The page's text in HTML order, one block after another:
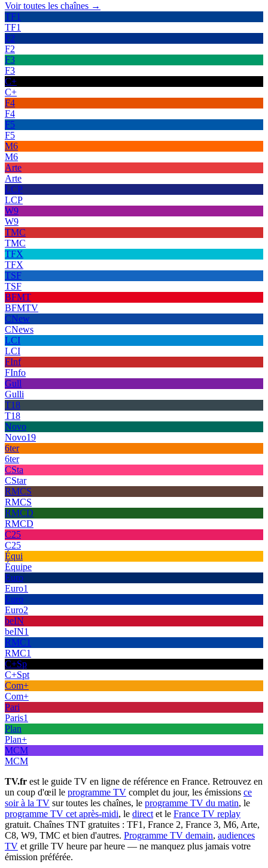
Voir toutes les chaînes →
TF1
TF1
F2
F2
F3
F3
C+
C+
F4
F4
F5
F5
M6
M6
Arte
Arte
LCP
LCP
W9
W9
TMC
TMC
TFX
TFX
TSF
TSF
BFMT
BFMTV
CNew
CNews
LCI
LCI
FInf
FInfo
Gull
Gulli
T18
T18
Novo
Novo19
6ter
6ter
CSta
CStar
RMCS
RMCS
RMCD
RMCD
C25
C25
Équi
Équipe
Euro
Euro1
Euro
Euro2
beIN
beIN1
RMC1
RMC1
C+Sp
C+Spt
Com+
Com+
Pari
Paris1
Plan
Plan+
MCM
MCM
TV.fr est le guide TV en ligne de référence en France. Retrouvez en
un coup d'œil le programme TV complet du jour, les émissions ce
soir à la TV sur toutes les chaînes, le programme TV du matin, le
programme TV cet après-midi, le direct et le France TV replay
gratuit. Chaînes TNT gratuites : TF1, France 2, France 3, M6, Arte,
C8, W9, TMC et bien d'autres. Programme TV demain, audiences
TV et grille TV heure par heure — ne manquez plus jamais votre
émission préférée.